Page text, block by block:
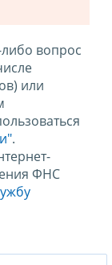
вопрос
или
.
ФНС